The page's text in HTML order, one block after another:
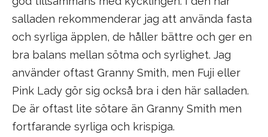
salladen rekommenderar jag att använda fasta
och syrliga äpplen, de håller bättre och ger en
bra balans mellan sötma och syrlighet. Jag
använder oftast Granny Smith, men Fuji eller
Pink Lady gör sig också bra i den här salladen.
De är oftast lite sötare än Granny Smith men
fortfarande syrliga och krispiga.